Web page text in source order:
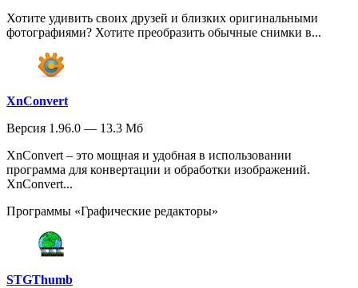
Хотите удивить своих друзей и близких оригинальными
фотографиями? Хотите преобразить обычные снимки в...
XnConvert
Версия 1.96.0 — 13.3 Мб
XnConvert – это мощная и удобная в использовании
программа для конвертации и обработки изображений.
XnConvert...
Программы «Графические редакторы»
STGThumb